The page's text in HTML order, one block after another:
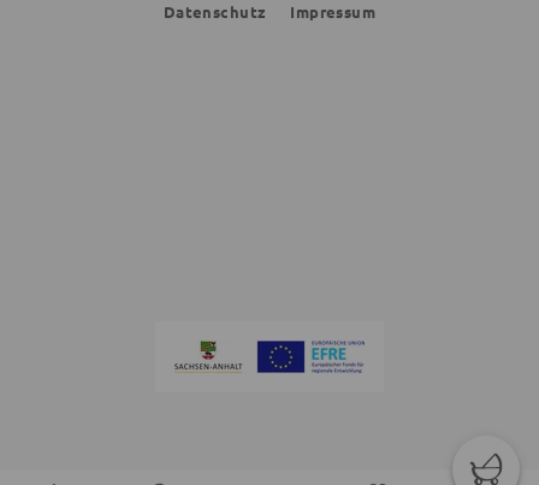
Datenschutz
Impressum